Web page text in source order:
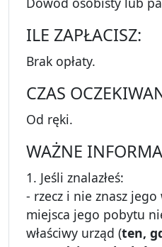
ILE ZAPŁACISZ:
Brak opłaty.
CZAS
Od ręki.
WAŻNE
1. Jeśli znalazłeś:
- rzecz i nie znasz jego
miejsca jego pobytu
właściwy urząd (ten,